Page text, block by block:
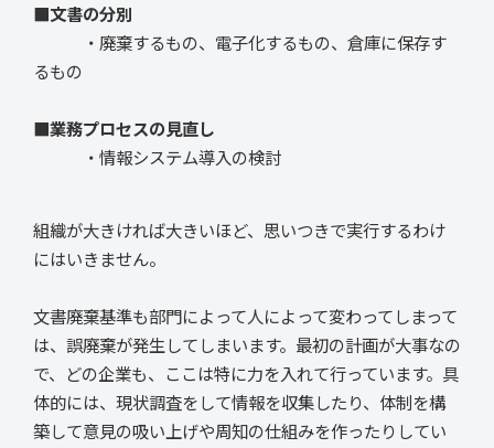
■文書の分別
・廃棄するもの、電子化するもの、倉庫に保存す
るもの
■業務プロセスの見直し
・情報システム導入の検討
組織が大きければ大きいほど、思いつきで実行するわけ
にはいきません。
文書廃棄基準も部門によって人によって変わってしまって
は、誤廃棄が発生してしまいます。最初の計画が大事なの
で、どの企業も、ここは特に力を入れて行っています。具
体的には、現状調査をして情報を収集したり、体制を構
築して意見の吸い上げや周知の仕組みを作ったりしてい